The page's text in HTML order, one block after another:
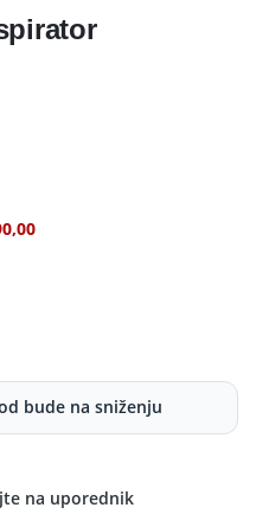
bude na sniženju
na uporednik